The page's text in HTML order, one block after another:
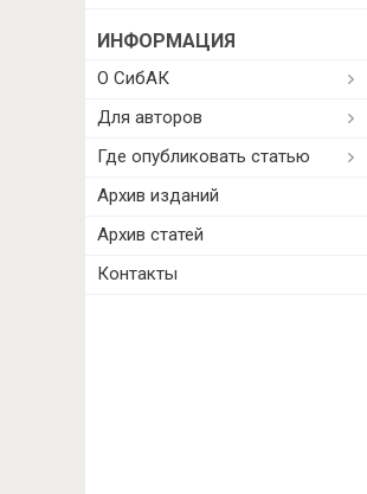
ИНФОРМАЦИЯ
О СибАК
Для авторов
Где опубликовать статью
Архив изданий
Архив статей
Контакты